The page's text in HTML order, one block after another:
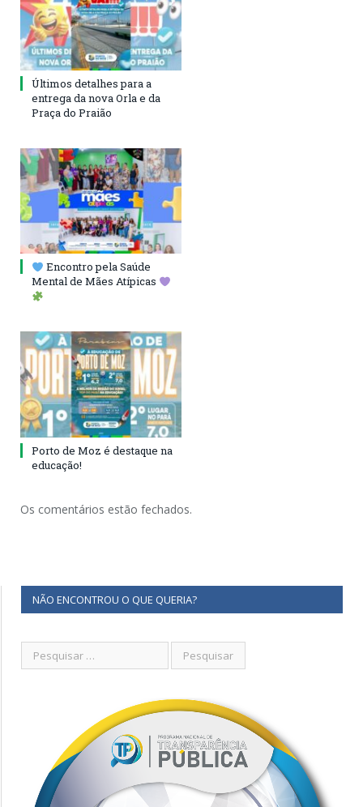
Últimos detalhes para a
entrega da nova Orla e da
Praça do Praião
Encontro pela Saúde
Mental de Mães Atípicas
Porto de Moz é destaque na
educação!
Os comentários estão fechados.
NÃO ENCONTROU O QUE QUERIA?